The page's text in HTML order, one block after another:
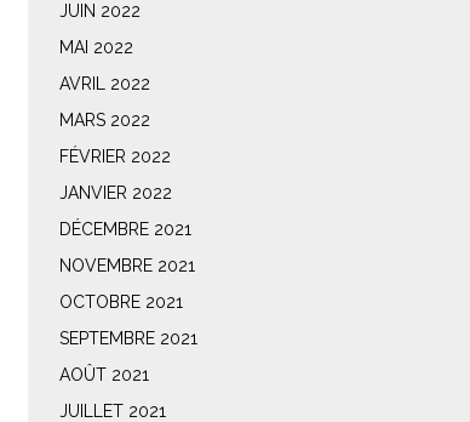
JUIN 2022
MAI 2022
AVRIL 2022
MARS 2022
FÉVRIER 2022
JANVIER 2022
DÉCEMBRE 2021
NOVEMBRE 2021
OCTOBRE 2021
SEPTEMBRE 2021
AOÛT 2021
JUILLET 2021